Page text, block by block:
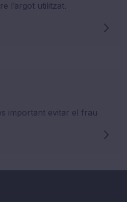
l’argot utilitzat.
important evitar el frau